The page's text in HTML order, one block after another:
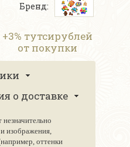
Бренд:
+3% тутсирублей
от покупки
о доставке
изображения,
оттенки